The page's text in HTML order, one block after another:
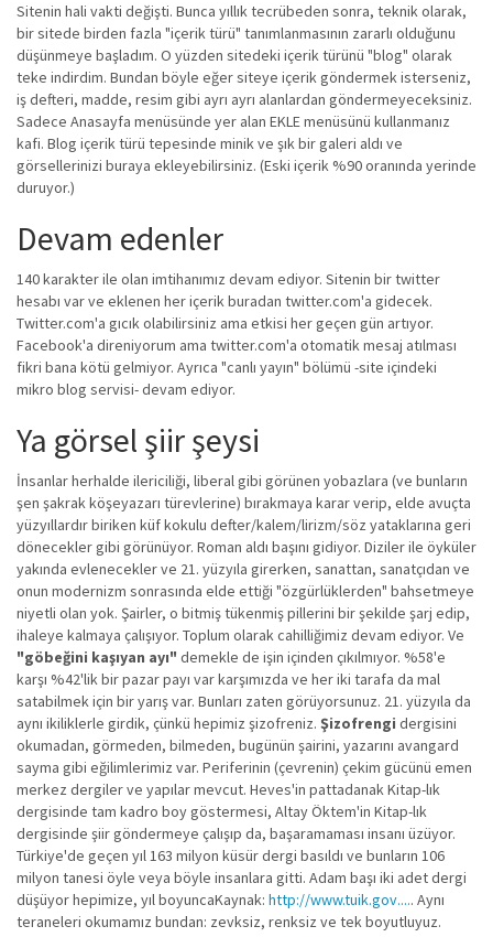
Sitenin hali vakti değişti. Bunca yıllık tecrübeden sonra, teknik olarak,
bir sitede birden fazla "içerik türü" tanımlanmasının zararlı olduğunu
düşünmeye başladım. O yüzden sitedeki içerik türünü "blog" olarak
teke indirdim. Bundan böyle eğer siteye içerik göndermek isterseniz,
iş defteri, madde, resim gibi ayrı ayrı alanlardan göndermeyeceksiniz.
Sadece Anasayfa menüsünde yer alan EKLE menüsünü kullanmanız
kafi. Blog içerik türü tepesinde minik ve şık bir galeri aldı ve
görsellerinizi buraya ekleyebilirsiniz. (Eski içerik %90 oranında yerinde
duruyor.)
Devam edenler
140 karakter ile olan imtihanımız devam ediyor. Sitenin bir twitter
hesabı var ve eklenen her içerik buradan twitter.com'a gidecek.
Twitter.com'a gıcık olabilirsiniz ama etkisi her geçen gün artıyor.
Facebook'a direniyorum ama twitter.com'a otomatik mesaj atılması
fikri bana kötü gelmiyor. Ayrıca "canlı yayın" bölümü -site içindeki
mikro blog servisi- devam ediyor.
Ya görsel şiir şeysi
İnsanlar herhalde ilericiliği, liberal gibi görünen yobazlara (ve bunların
şen şakrak köşeyazarı türevlerine) bırakmaya karar verip, elde avuçta
yüzyıllardır biriken küf kokulu defter/kalem/lirizm/söz yataklarına geri
dönecekler gibi görünüyor. Roman aldı başını gidiyor. Diziler ile öyküler
yakında evlenecekler ve 21. yüzyıla girerken, sanattan, sanatçıdan ve
onun modernizm sonrasında elde ettiği "özgürlüklerden" bahsetmeye
niyetli olan yok. Şairler, o bitmiş tükenmiş pillerini bir şekilde şarj edip,
ihaleye kalmaya çalışıyor. Toplum olarak cahilliğimiz devam ediyor. Ve
"göbeğini kaşıyan ayı" demekle de işin içinden çıkılmıyor. %58'e
karşı %42'lik bir pazar payı var karşımızda ve her iki tarafa da mal
satabilmek için bir yarış var. Bunları zaten görüyorsunuz. 21. yüzyıla da
aynı ikiliklerle girdik, çünkü hepimiz şizofreniz. Şizofrengi dergisini
okumadan, görmeden, bilmeden, bugünün şairini, yazarını avangard
sayma gibi eğilimlerimiz var. Periferinin (çevrenin) çekim gücünü emen
merkez dergiler ve yapılar mevcut. Heves'in pattadanak Kitap-lık
dergisinde tam kadro boy göstermesi, Altay Öktem'in Kitap-lık
dergisinde şiir göndermeye çalışıp da, başaramaması insanı üzüyor.
Türkiye'de geçen yıl 163 milyon küsür dergi basıldı ve bunların 106
milyon tanesi öyle veya böyle insanlara gitti. Adam başı iki adet dergi
düşüyor hepimize, yıl boyuncaKaynak: http://www.tuik.gov..... Aynı
teraneleri okumamız bundan: zevksiz, renksiz ve tek boyutluyuz.